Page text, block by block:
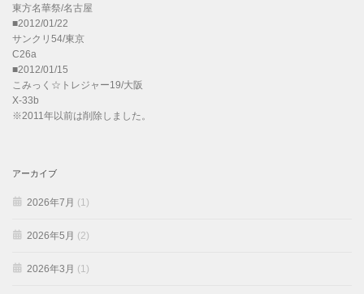
東方名華祭/名古屋
■2012/01/22
サンクリ54/東京
C26a
■2012/01/15
こみっく☆トレジャー19/大阪
X-33b
※2011年以前は削除しました。
アーカイブ
2026年7月 (1)
2026年5月 (2)
2026年3月 (1)